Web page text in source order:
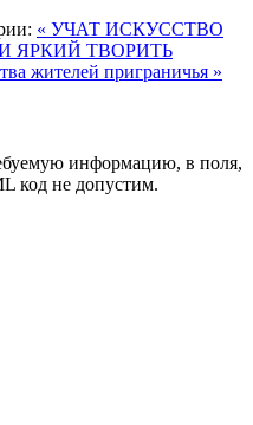
« УЧАТ ИСКУССТВО
ЯРКИЙ ТВОРИТЬ
жителей приграничья »
информацию, в поля,
код не допустим.